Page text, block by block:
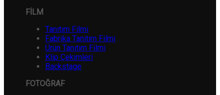
FİLM
Tanıtım Filmi
Fabrika Tanıtım Filmi
Ürün Tanıtım Filmi
Klip Çekimleri
Backstage
FOTOĞRAF